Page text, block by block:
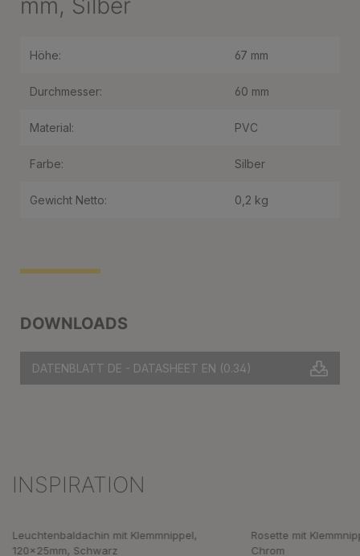
DOWNLOADS
DATENBLATT DE - DATASHEET EN (0.34)
mm, Silber
Höhe: 67 mm
Durchmesser: 60 mm
Material: PVC
Farbe: Silber
Gewicht Netto: 0,2 kg
Produktgalerie überspringen
INSPIRATION
Leuchtenbaldachin mit Klemmnippel,
120x25mm, Schwarz
Rosette mit
Chrom